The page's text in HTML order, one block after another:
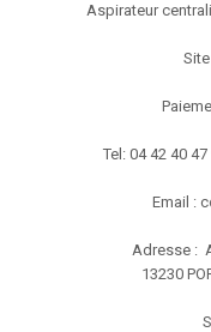
Aspirateur
Tel: 04 42 40
Email :
Adresse :
13230